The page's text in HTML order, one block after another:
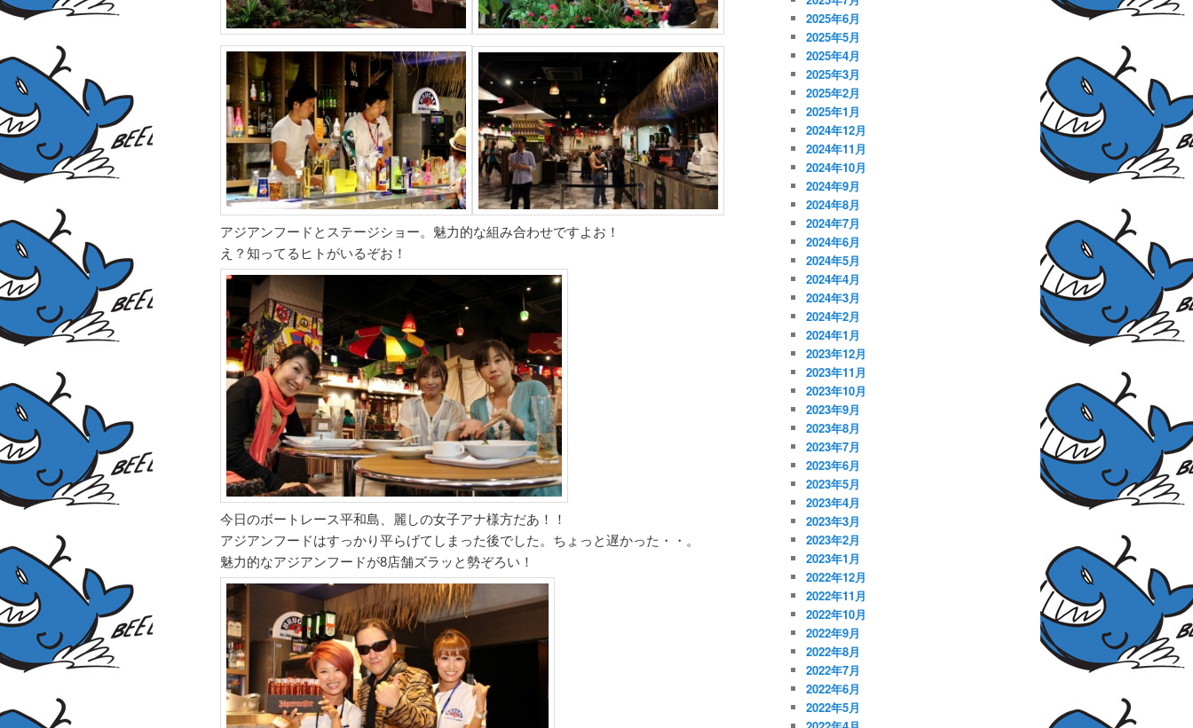
アジアンフードとステージショー。魅力的な組み合わせですよお！
え？知ってるヒトがいるぞお！
今日のボートレース平和島、麗しの女子アナ様方だあ！！
アジアンフードはすっかり平らげてしまった後でした。ちょっと遅かった・・。
魅力的なアジアンフードが8店舗ズラッと勢ぞろい！
2025年6月
2025年5月
2025年4月
2025年3月
2025年2月
2025年1月
2024年12月
2024年11月
2024年10月
2024年9月
2024年8月
2024年7月
2024年6月
2024年5月
2024年4月
2024年3月
2024年2月
2024年1月
2023年12月
2023年11月
2023年10月
2023年9月
2023年8月
2023年7月
2023年6月
2023年5月
2023年4月
2023年3月
2023年2月
2023年1月
2022年12月
2022年11月
2022年10月
2022年9月
2022年8月
2022年7月
2022年6月
2022年5月